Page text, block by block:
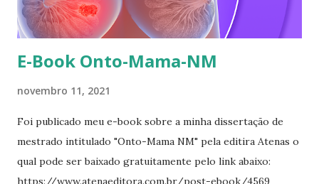
E-Book Onto-Mama-NM
novembro 11, 2021
Foi publicado meu e-book sobre a minha dissertação de
mestrado intitulado "Onto-Mama NM" pela editira Atenas o
qual pode ser baixado gratuitamente pelo link abaixo:
https://www.atenaeditora.com.br/post-ebook/4569